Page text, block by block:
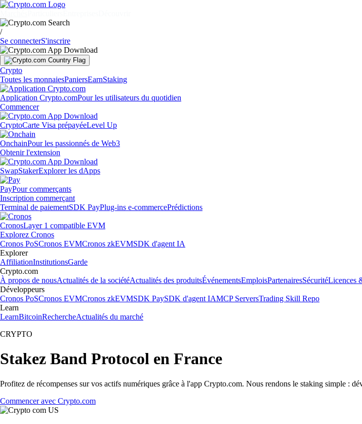
/
Se connecterS'inscrire
Crypto
Toutes les monnaiesPaniersEarnStaking
Application Crypto.comPour les utilisateurs du quotidien
Commencer
CryptoCarte Visa prépayéeLevel Up
OnchainPour les passionnés de Web3
Obtenir l'extension
SwapStakerExplorer les dApps
PayPour commerçants
Inscription commerçant
Terminal de paiementSDK PayPlug-ins e-commercePrédictions
CronosLayer 1 compatible EVM
Explorez Cronos
Cronos PoSCronos EVMCronos zkEVMSDK d'agent IA
Explorer
AffiliationInstitutionsGarde
Crypto.com
À propos de nousActualités de la sociétéActualités des produitsÉvénementsEmploisPartenairesSécuritéLicences
Développeurs
Cronos PoSCronos EVMCronos zkEVMSDK PaySDK d'agent IAMCP ServersTrading Skill Repo
Learn
LearnBitcoinRechercheActualités du marché
CRYPTO
Stakez Band Protocol en France
Profitez de récompenses sur vos actifs numériques grâce à l'app Crypto.com. Nous rendons le staking simple :
Commencer avec Crypto.com